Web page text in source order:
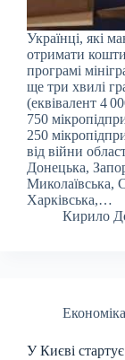
Українці, які
отримати
програмі
ще три хвилі
(еквівалент 4
750
250
від війни
Донецька,
Миколаївська,
Харківська,…
Кирило
У Києві